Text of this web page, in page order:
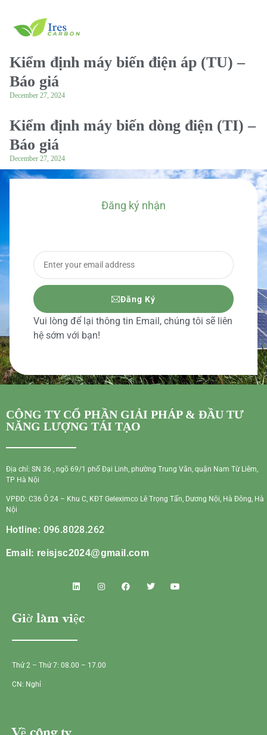
Kiểm định máy biến điện áp (TU) –
Báo giá
December 27, 2024
Kiểm định máy biến dòng điện (TI) –
Báo giá
December 27, 2024
Đăng ký nhận
Đăng Ký
Vui lòng để lại thông tin Email, chúng tôi sẽ liên
hệ sớm với bạn!
CÔNG TY CỔ PHẦN GIẢI PHÁP & ĐẦU TƯ
NĂNG LƯỢNG TÁI TẠO
Địa chỉ: SN 36 , ngõ 69/1 phố Đại Linh, phường Trung Văn, quận Nam Từ Liêm,
TP Hà Nội
VPĐD: C36 Ô 24 – Khu C, KĐT Geleximco Lê Trọng Tấn, Dương Nội, Hà Đông, Hà
Nội
Hotline: 096.8028.262
Email: reisjsc2024@gmail.com
Giờ làm việc
Thứ 2 – Thứ 7: 08.00 – 17.00
CN: Nghỉ